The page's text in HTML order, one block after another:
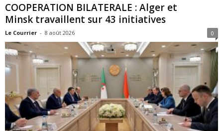
COOPERATION BILATERALE : Alger et
Minsk travaillent sur 43 initiatives
Le Courrier - 8 août 2026 0